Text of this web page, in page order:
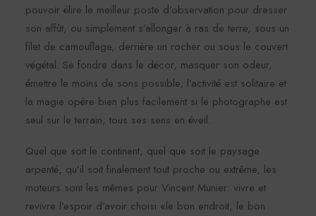
pouvoir élire le meilleur poste d’observation pour dresser
son affût, ou simplement s’allonger à ras de terre, sous un
filet de camouflage, derrière un rocher ou sous le couvert
végétal. Se fondre dans le décor, masquer son odeur,
émettre le moins de sons possible; l’activité est solitaire et
la magie opère bien plus facilement si le photographe est
seul sur le terrain, tous ses sens en éveil.
Quel que soit le continent, quel que soit le paysage
arpenté, qu’il soit finalement tout proche ou extrême, les
moteurs sont les mêmes pour Vincent Munier: vivre et
revivre l’espoir d’avoir choisi «le bon endroit, le bon